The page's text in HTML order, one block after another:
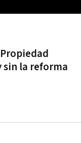
sin la reforma